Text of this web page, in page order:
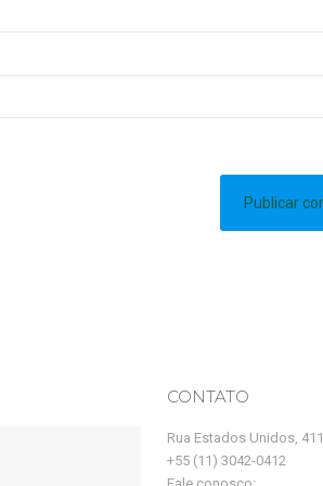
CONTATO
Rua Estados Unidos, 411
+55 (11) 3042-0412